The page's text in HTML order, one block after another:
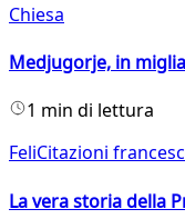
Chiesa
Medjugorje, in
1 min di lettura
FeliCitazioni
La vera storia della